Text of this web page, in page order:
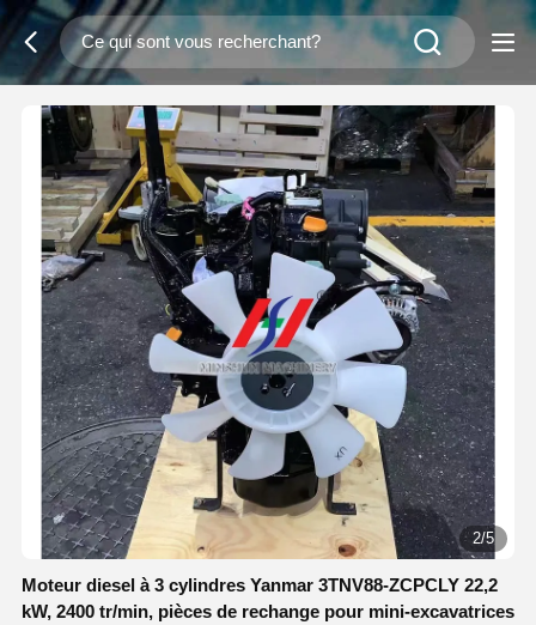
2/5
Moteur diesel à 3 cylindres Yanmar 3TNV88-ZCPCLY 22,2
kW, 2400 tr/min, pièces de rechange pour mini-excavatrices